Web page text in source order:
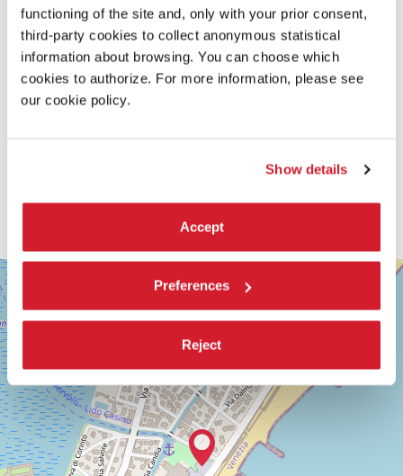
functioning of the site and, only with your prior consent,
third-party cookies to collect anonymous statistical
information about browsing. You can choose which
cookies to authorize. For more information, please see
our cookie policy.
Show details
Accept
Preferences
Reject
SALA
GIARDINO
LUNGOMARE
MARCONI
30126
LIDO
DI
VENEZIA
TEL.
0415218711
info@labiennale.org
−